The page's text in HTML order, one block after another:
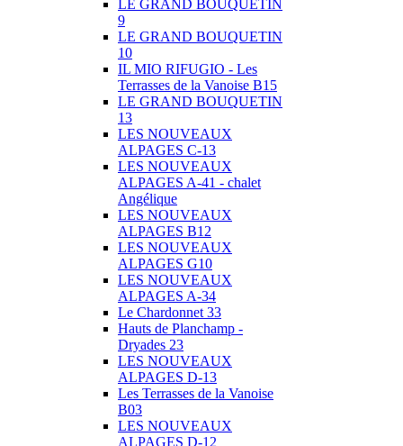
LE GRAND BOUQUETIN
9
LE GRAND BOUQUETIN
10
IL MIO RIFUGIO - Les
Terrasses de la Vanoise B15
LE GRAND BOUQUETIN
13
LES NOUVEAUX
ALPAGES C-13
LES NOUVEAUX
ALPAGES A-41 - chalet
Angélique
LES NOUVEAUX
ALPAGES B12
LES NOUVEAUX
ALPAGES G10
LES NOUVEAUX
ALPAGES A-34
Le Chardonnet 33
Hauts de Planchamp -
Dryades 23
LES NOUVEAUX
ALPAGES D-13
Les Terrasses de la Vanoise
B03
LES NOUVEAUX
ALPAGES D-12